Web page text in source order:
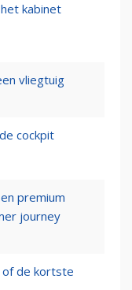
kabinet
vliegtuig
cockpit
premium
journey
of de kortste